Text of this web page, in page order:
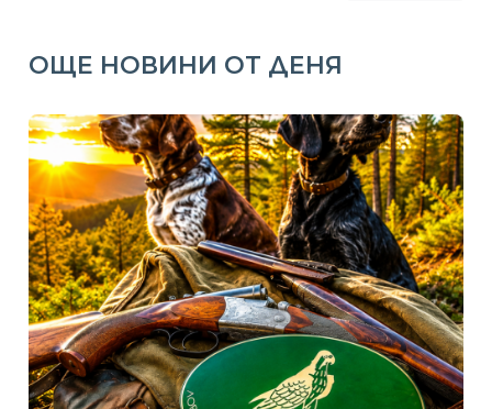
ОЩЕ НОВИНИ ОТ ДЕНЯ